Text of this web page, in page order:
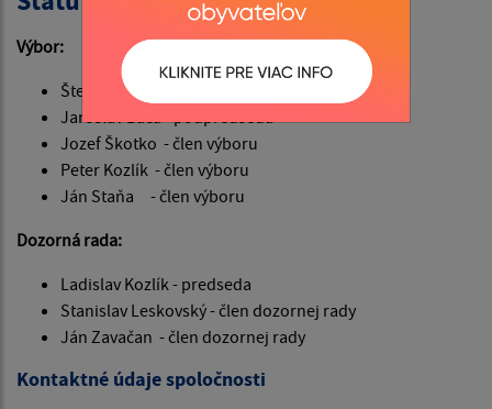
Výbor:
Štefan Štofko - predseda
Jaroslav Bača - podpredseda
Jozef Škotko - člen výboru
Peter Kozlík - člen výboru
Ján Staňa - člen výboru
Dozorná rada:
Ladislav Kozlík - predseda
Stanislav Leskovský - člen dozornej rady
Ján Zavačan - člen dozornej rady
Kontaktné údaje spoločnosti